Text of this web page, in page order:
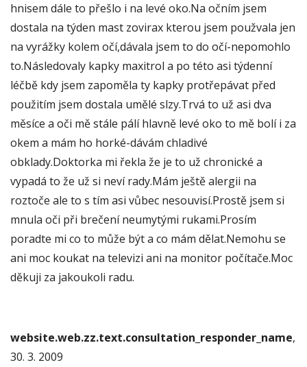
hnisem dále to přešlo i na levé oko.Na očním jsem
dostala na týden mast zovirax kterou jsem použvala jen
na vyrážky kolem očí,dávala jsem to do očí-nepomohlo
to.Následovaly kapky maxitrol a po této asi týdenní
léčbě kdy jsem zapoměla ty kapky protřepávat před
použitím jsem dostala umělé slzy.Trvá to už asi dva
měsíce a oči mě stále pálí hlavně levé oko to mě bolí i za
okem a mám ho horké-dávám chladivé
obklady.Doktorka mi řekla že je to už chronické a
vypadá to že už si neví rady.Mám ještě alergii na
roztoče ale to s tím asi vůbec nesouvisí.Prostě jsem si
mnula oči při brečení neumytými rukami.Prosím
poradte mi co to může být a co mám dělat.Nemohu se
ani moc koukat na televizi ani na monitor počítače.Moc
děkuji za jakoukoli radu.
website.web.zz.text.consultation_responder_name,
30. 3. 2009